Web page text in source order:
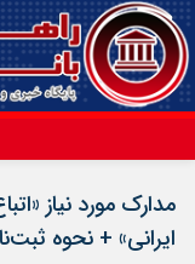
آپارات
مدارک مورد نیاز
ایرانی» + نحوه